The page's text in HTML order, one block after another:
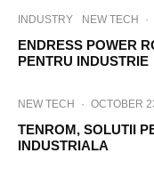
INDUSTRY NEW TECH ·
ENDRESS POWER
PENTRU INDUSTRIE
NEW TECH · OCTOBER
TENROM, SOLUTII
INDUSTRIALA